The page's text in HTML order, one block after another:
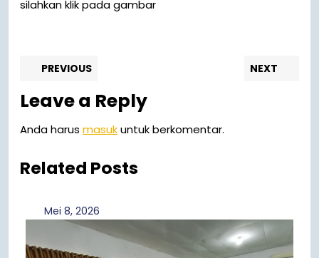
silahkan klik pada gambar
Navigasi
pos
PREVIOUS NEXT
Leave a Reply
Anda harus masukuntuk berkomentar.
Related Posts
Mei 8, 2026Mei
8,
2026